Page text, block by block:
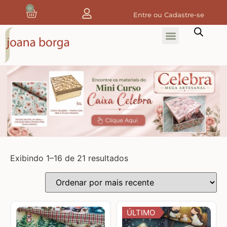
0
Entre ou Cadastre-se
Home
Tecidos
Tecidos de Natal
Tecidos Digitais e 3D
Tecidos de Composição
Exibindo 1–16 de 21 resultados
ÚLTIMO